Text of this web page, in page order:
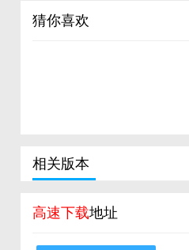
猜你喜欢
相关版本
高速下载地址